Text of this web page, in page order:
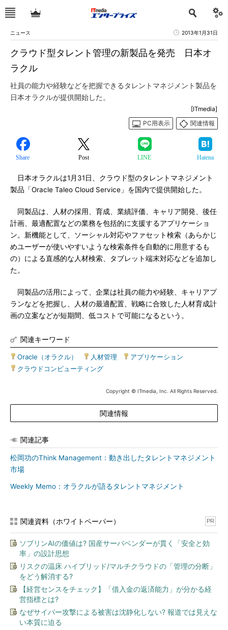
ニュース 2013年1月31日
クラウド型タレント管理の新製品を発売 日本オ
ラクル
社員の能力や経験などを把握できるタレントマネジメント製品を
日本オラクルが提供開始した。
[ITmedia]
PC用表示
関連情報
Share Post LINE Hatena
日本オラクルは1月31日、クラウド型のタレントマネジメント
製品「Oracle Taleo Cloud Service」を国内で提供開始した。
同製品は、人材の採用、育成、業績評価、キャリア開発、後任
計画、最適配置などの業務を包括的に支援するアプリケーショ
ン。新機能として、ソーシャル対応やファセット検索（あらかじ
めユーザーが使いやすいような検索条件を自動的に用意するも
の）による直感的な人材検索、タブレット端末対応などを追加し
た。
同製品の活用によって、企業は社員の能力や経験、キャリアプ
ランなどを把握し、人材の最適配置、戦略に合致した人材育成計
画の立案などが短期間、低コストで可能になるという。
関連キーワード
Oracle（オラクル） 人材管理 アプリケーション
クラウドコンピューティング
Copyright © ITmedia, Inc. All Rights Reserved.
関連情報
関連記事
松岡功のThink Management：動き出したタレントマネジメント
市場
Weekly Memo：オラクルが語るタレントマネジメント
関連資料（ホワイトペーパー） PR
ソブリンAIの価値は? 国産サーバベンダーが貫く「安全と効
率」の設計思想
リスクの温床 ハイブリッド/マルチクラウドの「管理の分断」
をどう解消する?
【経営センスをチェック】「借入金の返済能力」が分かる経
営指標とは?
なぜサイバー攻撃による被害は沈静化しない? 報道では見えな
い本質に迫る